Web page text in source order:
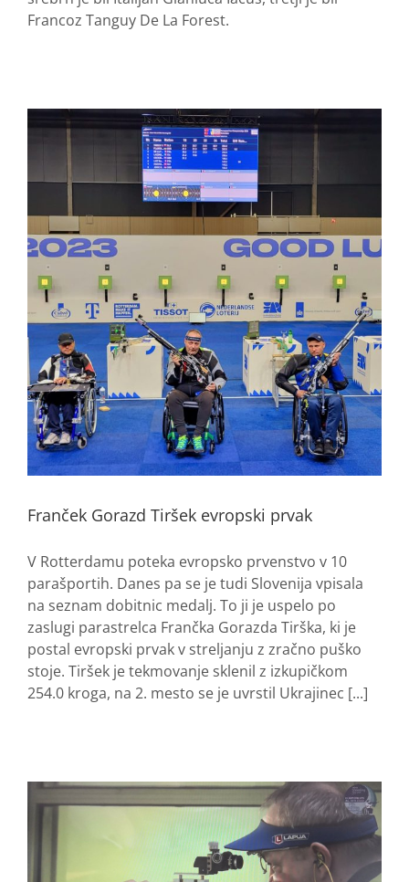
Francoz Tanguy De La Forest.
Franček Gorazd Tiršek evropski prvak
V Rotterdamu poteka evropsko prvenstvo v 10
parašportih. Danes pa se je tudi Slovenija vpisala
na seznam dobitnic medalj. To ji je uspelo po
zaslugi parastrelca Frančka Gorazda Tirška, ki je
postal evropski prvak v streljanju z zračno puško
stoje. Tiršek je tekmovanje sklenil z izkupičkom
254.0 kroga, na 2. mesto se je uvrstil Ukrajinec [...]